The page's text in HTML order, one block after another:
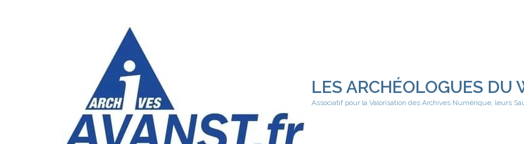
LES ARCHÉOLOGUES DU
Associatif pour la Valorisation des Archives Numérique, leurs